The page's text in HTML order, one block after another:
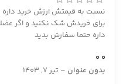
نسبت به قیمتش ارزش خرید داره
برای خریدش شک نکنید و اگر
داره حتما سفارش بدید
0
0
بدون عنوان – تیر 7, 1403